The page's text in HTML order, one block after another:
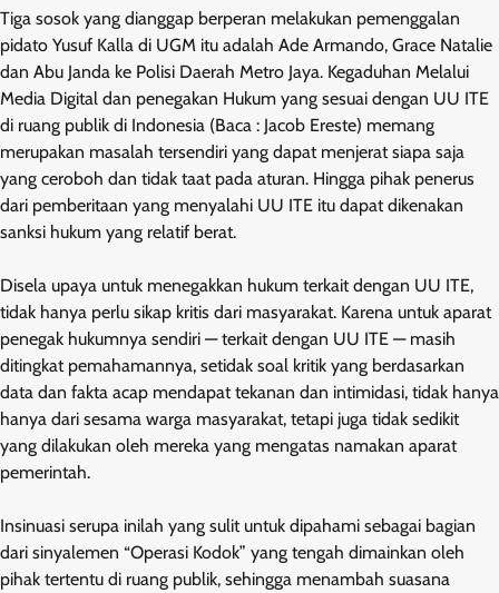
Tiga sosok yang dianggap berperan melakukan pemenggalan
pidato Yusuf Kalla di UGM itu adalah Ade Armando, Grace Natalie
dan Abu Janda ke Polisi Daerah Metro Jaya. Kegaduhan Melalui
Media Digital dan penegakan Hukum yang sesuai dengan UU ITE
di ruang publik di Indonesia (Baca : Jacob Ereste) memang
merupakan masalah tersendiri yang dapat menjerat siapa saja
yang ceroboh dan tidak taat pada aturan. Hingga pihak penerus
dari pemberitaan yang menyalahi UU ITE itu dapat dikenakan
sanksi hukum yang relatif berat.
Disela upaya untuk menegakkan hukum terkait dengan UU ITE,
tidak hanya perlu sikap kritis dari masyarakat. Karena untuk aparat
penegak hukumnya sendiri — terkait dengan UU ITE — masih
ditingkat pemahamannya, setidak soal kritik yang berdasarkan
data dan fakta acap mendapat tekanan dan intimidasi, tidak hanya
hanya dari sesama warga masyarakat, tetapi juga tidak sedikit
yang dilakukan oleh mereka yang mengatas namakan aparat
pemerintah.
Insinuasi serupa inilah yang sulit untuk dipahami sebagai bagian
dari sinyalemen “Operasi Kodok” yang tengah dimainkan oleh
pihak tertentu di ruang publik, sehingga menambah suasana